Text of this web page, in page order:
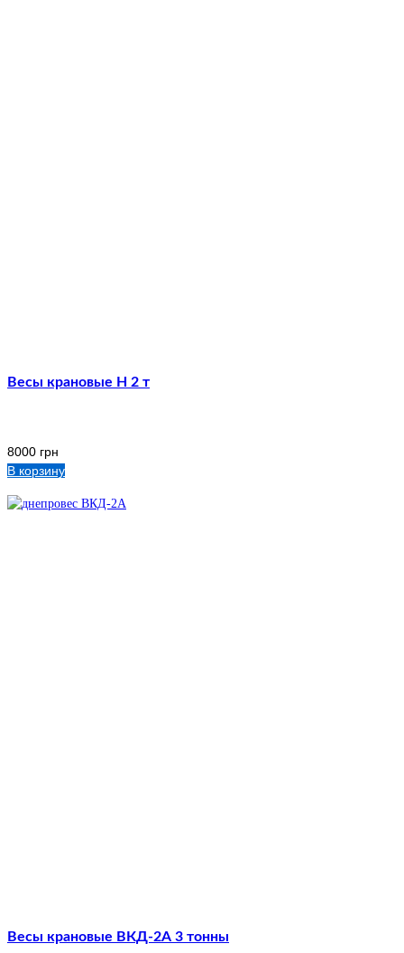
Весы крановые Н 2 т
8000 грн
В корзину
Весы крановые ВКД-2А 3 тонны